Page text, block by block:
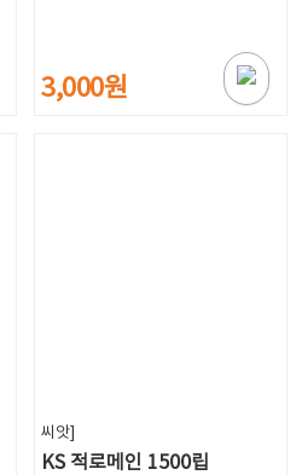
3,000원
씨앗]
KS 적로메인 1500립